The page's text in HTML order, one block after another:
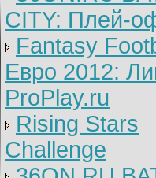
CITY: Плей-
Fantasy
Евро 2012:
ProPlay.ru
Rising Stars
Challenge